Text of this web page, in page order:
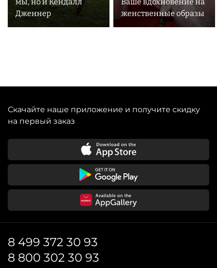
мы, но и Кендалл
Дженнер
Ваше вдохновение на
женственные образы
Скачайте наше приложение и получите скидку
на первый заказ
8 499 372 30 93
8 800 302 30 93